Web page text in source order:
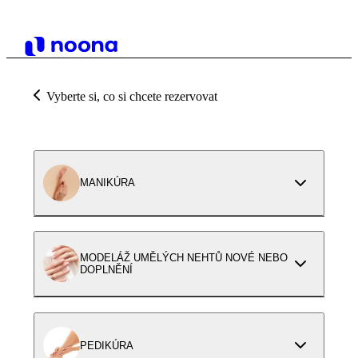
Vyberte si, co si chcete rezervovat
MANIKÚRA
MODELÁŽ UMĚLÝCH NEHTŮ NOVÉ NEBO
DOPLNĚNÍ
PEDIKÚRA